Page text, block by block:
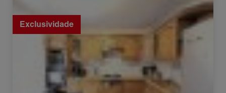
Venda Casa de campo Cluses 18 Quartos 318.5 m²
Exclusividade